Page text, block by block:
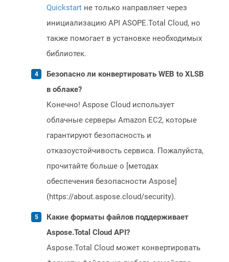
Quickstart не только направляет через
инициализацию API ASOPE.Total Cloud, но
также помогает в установке необходимых
библиотек.
Безопасно ли конвертировать WEB to XLSB
в облаке?
Конечно! Aspose Cloud использует
облачные серверы Amazon EC2, которые
гарантируют безопасность и
отказоустойчивость сервиса. Пожалуйста,
прочитайте больше о [методах
обеспечения безопасности Aspose]
(https://about.aspose.cloud/security).
Какие форматы файлов поддерживает
Aspose.Total Cloud API?
Aspose.Total Cloud может конвертировать